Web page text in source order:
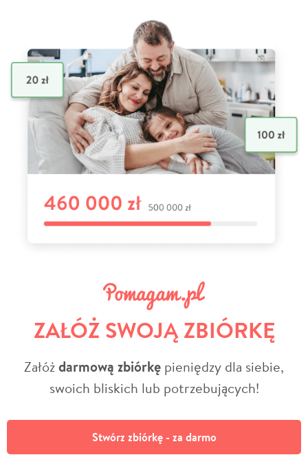
ZAŁÓŻ SWOJĄ ZBIÓRKĘ
Załóżdarmową zbiórkę pieniędzy dla siebie,
swoich bliskich lub potrzebujących!
Stwórz zbiórkę - za darmo